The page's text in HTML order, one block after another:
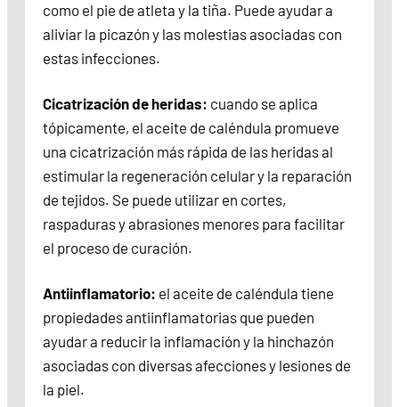
como el pie de atleta y la tiña. Puede ayudar a
aliviar la picazón y las molestias asociadas con
estas infecciones.
Cicatrización de heridas: cuando se aplica
tópicamente, el aceite de caléndula promueve
una cicatrización más rápida de las heridas al
estimular la regeneración celular y la reparación
de tejidos. Se puede utilizar en cortes,
raspaduras y abrasiones menores para facilitar
el proceso de curación.
Antiinflamatorio: el aceite de caléndula tiene
propiedades antiinflamatorias que pueden
ayudar a reducir la inflamación y la hinchazón
asociadas con diversas afecciones y lesiones de
la piel.